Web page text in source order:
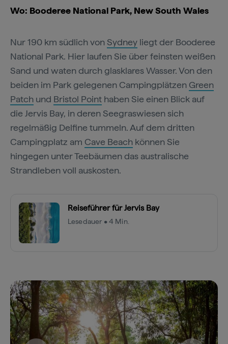
Wo: Booderee National Park, New South Wales
Nur 190 km südlich vonSydney liegt der Booderee
National Park. Hier laufen Sie über feinsten weißen
Sand und waten durch glasklares Wasser. Von den
beiden im Park gelegenen Campingplätzen Green
Patch und Bristol Point haben Sie einen Blick auf
die Jervis Bay, in deren Seegraswiesen sich
regelmäßig Delfine tummeln. Auf dem dritten
Campingplatz am Cave Beach können Sie
hingegen unter Teebäumen das australische
Strandleben voll auskosten.
Reiseführer für Jervis Bay
Lesedauer • 4 Min.